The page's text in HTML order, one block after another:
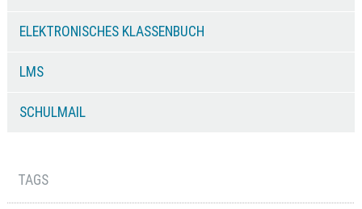
ELEKTRONISCHES KLASSENBUCH
LMS
SCHULMAIL
TAGS